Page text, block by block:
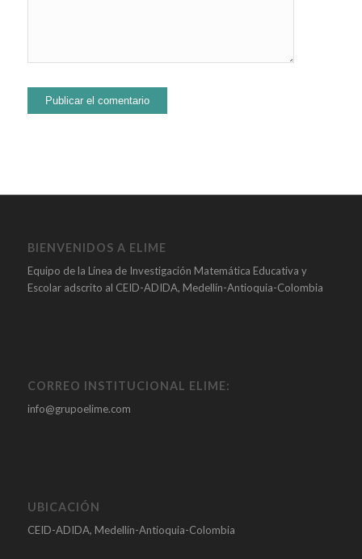
BIENVENIDOS A ELIME
Equipo de la Línea de Investigación Matemática Educativa y
Escolar adscrito al CEID-ADIDA, Medellín-Antioquia-Colombia
CORREO INSTITUCIONAL ELIME:
info@grupoelime.com
UBICACIÓN
CEID-ADIDA, Medellín-Antioquia-Colombia